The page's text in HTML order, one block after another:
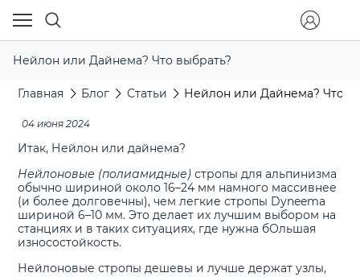
Нейлон или Дайнема? Что выбрать?
Главная Блог Статьи Нейлон или Дайнема? Что
04 июня 2024
Итак, Нейлон или дайнема?
Нейлоновые (полиамидные) стропы для альпинизма
обычно шириной около 16–24 мм намного массивнее
(и более долговечны), чем легкие стропы Dyneema
шириной 6–10 мм. Это делает их лучшим выбором на
станциях и в таких ситуациях, где нужна бОльшая
износостойкость.
Нейлоновые стропы дешевы и лучше держат узлы,